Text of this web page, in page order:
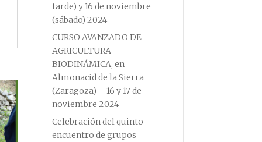
tarde) y 16 de noviembre
(sábado) 2024
CURSO AVANZADO DE
AGRICULTURA
BIODINÁMICA, en
Almonacid de la Sierra
(Zaragoza) – 16 y 17 de
noviembre 2024
Celebración del quinto
encuentro de grupos